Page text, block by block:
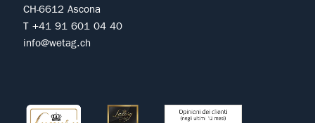
CH-6612 Ascona
T +41 91 601 04 40
info@wetag.ch